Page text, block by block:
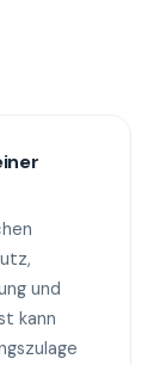
und
kann